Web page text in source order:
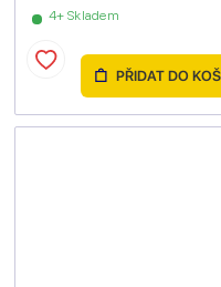
4+ Skladem
PŘIDAT DO